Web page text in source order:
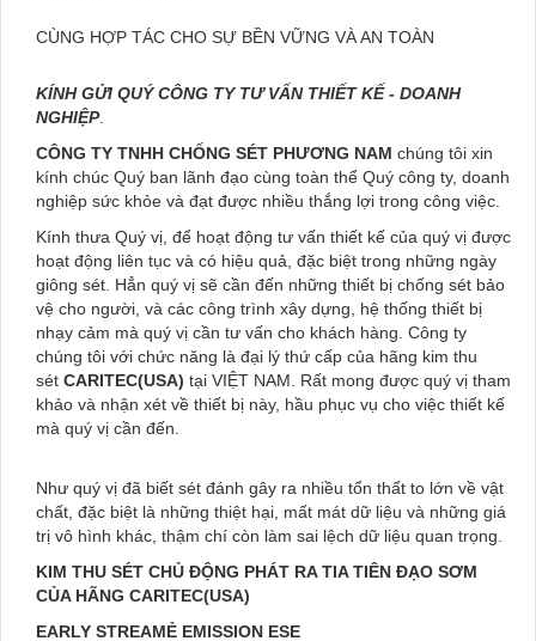
CÙNG HỢP TÁC CHO SỰ BỀN VỮNG VÀ AN TOÀN
KÍNH GỬI QUÝ CÔNG TY TƯ VẤN THIẾT KẾ - DOANH
NGHIỆP.
CÔNG TY TNHH CHỐNG SÉT PHƯƠNG NAM chúng tôi xin
kính chúc Quý ban lãnh đạo cùng toàn thể Quý công ty, doanh
nghiệp sức khỏe và đạt được nhiều thắng lợi trong công việc.
Kính thưa Quý vị, để hoạt động tư vấn thiết kế của quý vị được
hoạt động liên tục và có hiệu quả, đặc biệt trong những ngày
giông sét. Hẳn quý vị sẽ cần đến những thiết bị chống sét bảo
vệ cho người, và các công trình xây dựng, hệ thống thiết bị
nhạy cảm mà quý vị cần tư vấn cho khách hàng. Công ty
chúng tôi với chức năng là đại lý thứ cấp của hãng kim thu
sét CARITEC(USA) tại VIỆT NAM. Rất mong được quý vị tham
khảo và nhận xét về thiết bị này, hầu phục vụ cho việc thiết kế
mà quý vị cần đến.
Như quý vị đã biết sét đánh gây ra nhiều tổn thất to lớn về vật
chất, đặc biệt là những thiệt hại, mất mát dữ liệu và những giá
trị vô hình khác, thậm chí còn làm sai lệch dữ liệu quan trọng.
KIM THU SÉT CHỦ ĐỘNG PHÁT RA TIA TIÊN ĐẠO SƠM
CỦA HÃNG CARITEC(USA)
EARLY STREAMẺ EMISSION ESE